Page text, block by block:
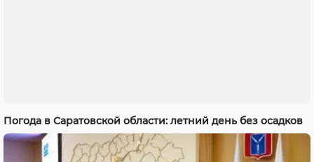
Погода в Саратовской области: летний день без осадков